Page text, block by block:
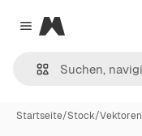
Close menu
Magnific
Startseite/Stock/Vektoren